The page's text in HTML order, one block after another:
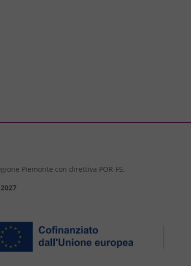
Piemonte con direttiva POR-FS.